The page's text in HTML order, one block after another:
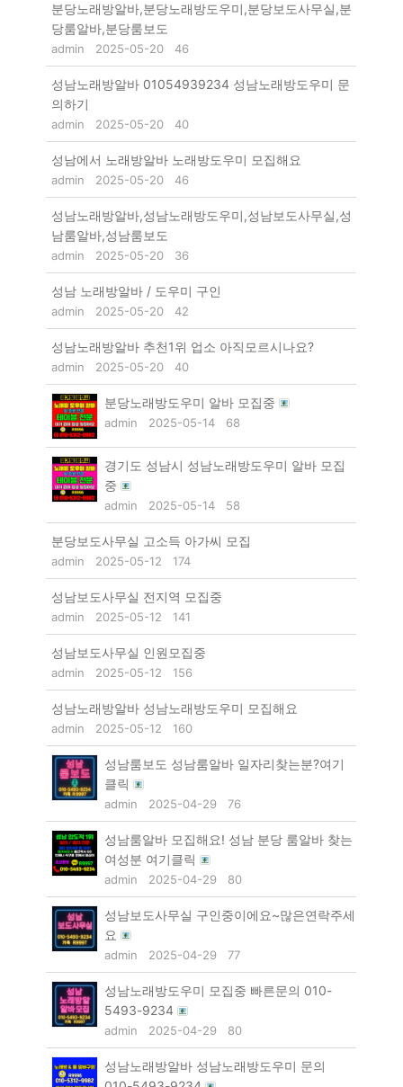
분당노래방알바,분당노래방도우미,분당보도사무실,분
당룸알바,분당룸보도
admin 2025-05-20 46
성남노래방알바 01054939234 성남노래방도우미 문
의하기
admin 2025-05-20 40
성남에서 노래방알바 노래방도우미 모집해요
admin 2025-05-20 46
성남노래방알바,성남노래방도우미,성남보도사무실,성
남룸알바,성남룸보도
admin 2025-05-20 36
성남 노래방알바 / 도우미 구인
admin 2025-05-20 42
성남노래방알바 추천1위 업소 아직모르시나요?
admin 2025-05-20 40
분당노래방도우미 알바 모집중
admin 2025-05-14 68
경기도 성남시 성남노래방도우미 알바 모집
중
admin 2025-05-14 58
분당보도사무실 고소득 아가씨 모집
admin 2025-05-12 174
성남보도사무실 전지역 모집중
admin 2025-05-12 141
성남보도사무실 인원모집중
admin 2025-05-12 156
성남노래방알바 성남노래방도우미 모집해요
admin 2025-05-12 160
성남룸보도 성남룸알바 일자리찾는분?여기
클릭
admin 2025-04-29 76
성남룸알바 모집해요! 성남 분당 룸알바 찾는
여성분 여기클릭
admin 2025-04-29 80
성남보도사무실 구인중이에요~많은연락주세
요
admin 2025-04-29 77
성남노래방도우미 모집중 빠른문의 010-
5493-9234
admin 2025-04-29 80
성남노래방알바 성남노래방도우미 문의